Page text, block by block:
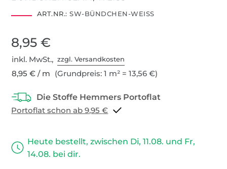
ART.NR.: SW-BÜNDCHEN-WEISS
8,95 €
inkl. MwSt.,zzgl. Versandkosten
8,95 € / m (Grundpreis: 1 m² = 13,56 €)
Portoflat schon ab 9,95 €
Heute bestellt, zwischen Di, 11.08. und Fr,
14.08. bei dir.